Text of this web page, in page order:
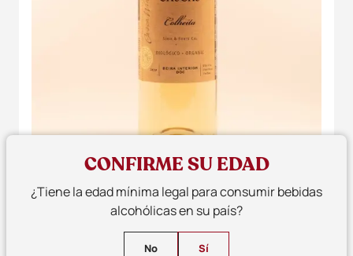
CONFIRME SU EDAD
¿Tiene la edad mínima legal para consumir bebidas
alcohólicas en su país?
No Sí